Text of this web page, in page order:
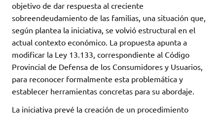
objetivo de dar respuesta al creciente
sobreendeudamiento de las familias, una situación que,
según plantea la iniciativa, se volvió estructural en el
actual contexto económico. La propuesta apunta a
modificar la Ley 13.133, correspondiente al Código
Provincial de Defensa de los Consumidores y Usuarios,
para reconocer formalmente esta problemática y
establecer herramientas concretas para su abordaje.
La iniciativa prevé la creación de un procedimiento